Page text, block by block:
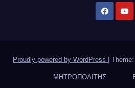
Proudly powered by WordPress
ΜΗΤΡΟΠΟΛΙΤΗΣ